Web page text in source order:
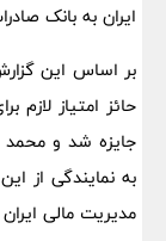
ایران به بانک
بر اساس این
حائز امتیاز لازم
جایزه شد و محمد
به نمایندگی از
مدیریت مالی